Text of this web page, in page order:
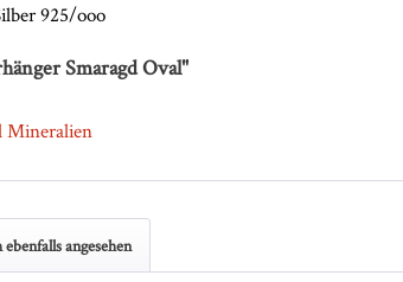
925/ooo
Smaragd Oval"
Mineralien
angesehen